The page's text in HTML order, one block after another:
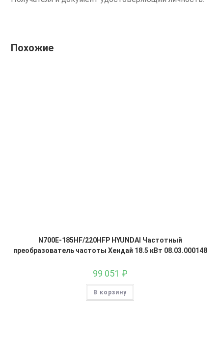
Похожие
N700E-185HF/220HFP HYUNDAI Частотный
преобразователь частоты Хендай 18.5 кВт 08.03.000148
99 051 ₽
В корзину